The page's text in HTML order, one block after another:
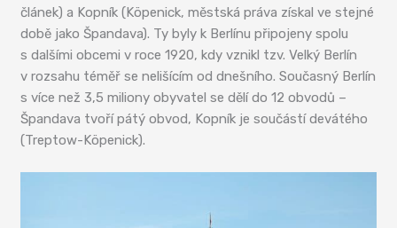
článek) a Kopník (Köpenick, městská práva získal ve stejné
době jako Špandava). Ty byly k Berlínu připojeny spolu
s dalšími obcemi v roce 1920, kdy vznikl tzv. Velký Berlín
v rozsahu téměř se nelišícím od dnešního. Současný Berlín
s více než 3,5 miliony obyvatel se dělí do 12 obvodů –
Špandava tvoří pátý obvod, Kopník je součástí devátého
(Treptow-Köpenick).